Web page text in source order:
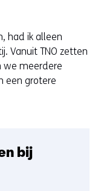
had ik alleen
Vanuit TNO zetten
we meerdere
een grotere
bij